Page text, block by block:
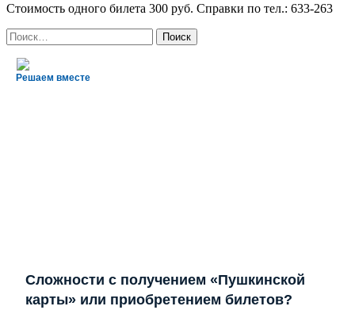
Стоимость одного билета 300 руб. Справки по тел.: 633-263
Найти:
Решаем вместе
Сложности с получением «Пушкинской
карты» или приобретением билетов?